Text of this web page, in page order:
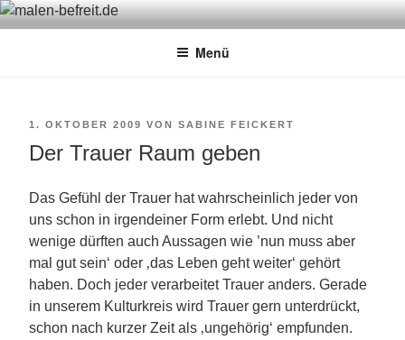
Zum
InhaltMALEN-BEFREIT.DE
Menü
VERÖFFENTLICHT
AM
1. OKTOBER 2009 VON SABINE FEICKERT
Der Trauer Raum geben
Das Gefühl der Trauer hat wahrscheinlich jeder von
uns schon in irgendeiner Form erlebt. Und nicht
wenige dürften auch Aussagen wie ’nun muss aber
mal gut sein‘ oder ‚das Leben geht weiter‘ gehört
haben. Doch jeder verarbeitet Trauer anders. Gerade
in unserem Kulturkreis wird Trauer gern unterdrückt,
schon nach kurzer Zeit als ‚ungehörig‘ empfunden.